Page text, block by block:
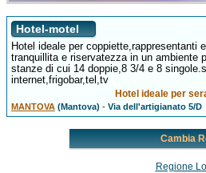
Hotel-motel
Hotel ideale per coppiette,rappresentanti
tranquillita e riservatezza in un ambiente
stanze di cui 14 doppie,8 3/4 e 8
internet,frigobar,tel,tv
Hotel ideale per
MANTOVA(Mantova) -Via dell'artigianato 5/D
Cambia
Regione